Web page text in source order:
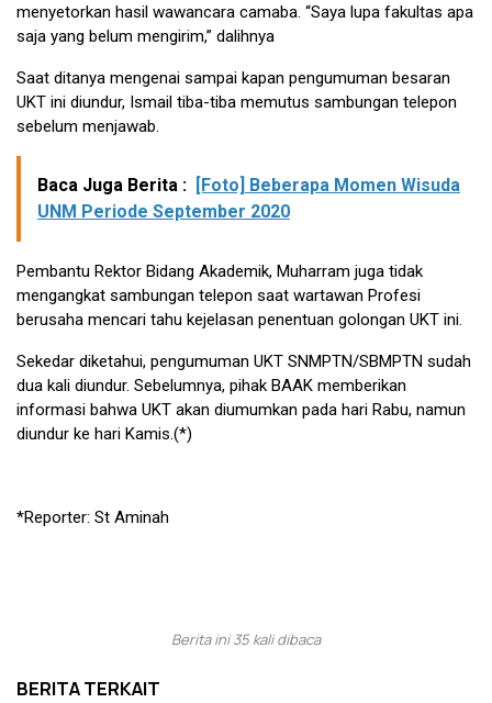
menyetorkan hasil wawancara camaba. “Saya lupa fakultas apa
saja yang belum mengirim,” dalihnya
Saat ditanya mengenai sampai kapan pengumuman besaran
UKT ini diundur, Ismail tiba-tiba memutus sambungan telepon
sebelum menjawab.
Baca Juga Berita :
[Foto] Beberapa Momen Wisuda
UNM Periode September 2020
Pembantu Rektor Bidang Akademik, Muharram juga tidak
mengangkat sambungan telepon saat wartawan Profesi
berusaha mencari tahu kejelasan penentuan golongan UKT ini.
Sekedar diketahui, pengumuman UKT SNMPTN/SBMPTN sudah
dua kali diundur. Sebelumnya, pihak BAAK memberikan
informasi bahwa UKT akan diumumkan pada hari Rabu, namun
diundur ke hari Kamis.(*)
*Reporter: St Aminah
Berita ini 35 kali dibaca
BERITA TERKAIT